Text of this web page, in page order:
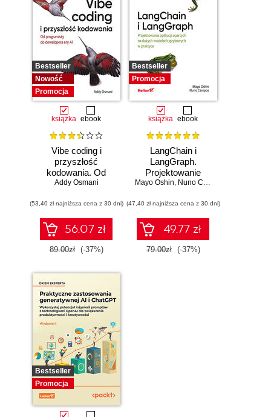
Bestseller
Nowość
Promocja
książka ebook
Vibe coding i
przyszłość
kodowania. Od
programisty do
Addy Osmani
(53,40 zł najniższa cena z 30 dni)
56.07 zł
89.00zł (-37%)
Bestseller
Promocja
książka ebook
LangChain i
LangGraph.
Projektowanie
aplikacji opartych
modelach
językowych w
praktyce
Mayo Oshin, Nuno Campos
(47,40 zł najniższa cena z 30 dni)
49.77 zł
79.00zł (-37%)
Bestseller
Promocja